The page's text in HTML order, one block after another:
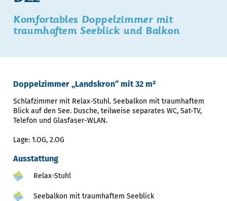
Komfortables Doppelzimmer mit
traumhaftem Seeblick und Balkon
Doppelzimmer „Landskron“ mit 32 m²
Schlafzimmer mit Relax-Stuhl. Seebalkon mit traumhaftem
Blick auf den See. Dusche, teilweise separates WC, Sat-TV,
Telefon und Glasfaser-WLAN.
Lage: 1.OG, 2.OG
Ausstattung
Relax-Stuhl
Seebalkon mit traumhaftem Seeblick